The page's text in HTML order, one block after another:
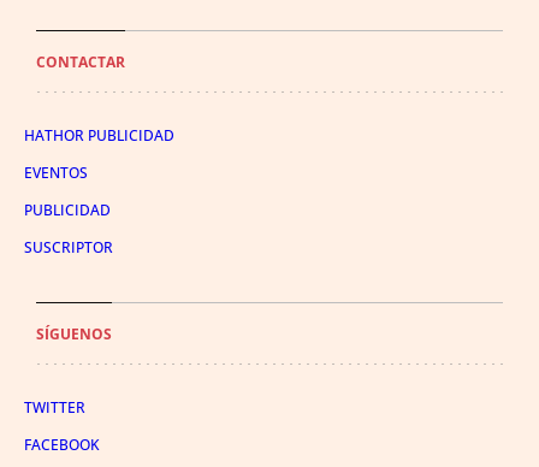
CONTACTAR
HATHOR PUBLICIDAD
EVENTOS
PUBLICIDAD
SUSCRIPTOR
SÍGUENOS
TWITTER
FACEBOOK